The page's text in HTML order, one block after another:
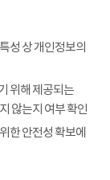
성 상 개인정보의
위해 제공되는
않는지 여부 확인
한 안전성 확보에